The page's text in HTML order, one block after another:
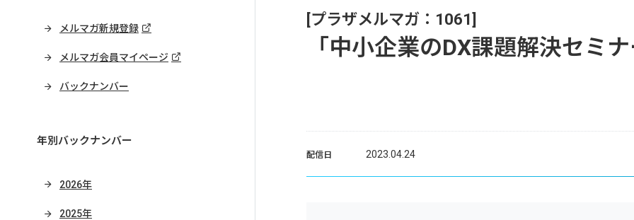
メルマガ新規登録
メルマガ会員マイページ
バックナンバー
年別バックナンバー
2026年
2025年
[プラザメルマガ：1061]
「中小企業のDX課題解決セミ
配信日 2023.04.24